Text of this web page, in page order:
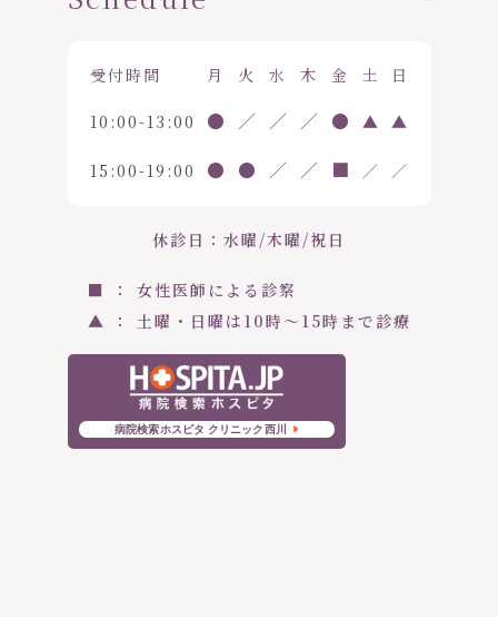
受付時間 月 火 水 木 金 土 日
10:00-13:00 ● ／ ／ ／ ● ▲ ▲
15:00-19:00 ● ● ／ ／ ■ ／ ／
休診日：水曜/木曜/祝日
■ ： 女性医師による診察
▲ ： 土曜・日曜は10時〜15時まで診療
病院検索ホスピタ クリニック西川